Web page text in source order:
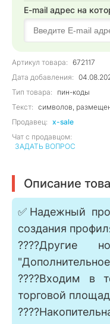
E-mail адрес на
Артикул товара: 672117
Дата добавления:
Тип товара:
пин-коды
Текст: символов,
Продавец: x-sale
Чат с продавцом:
ЗАДАТЬ ВОПРОС
Описание
✅Надежный
создания
????Другие
????Входим в
торговой